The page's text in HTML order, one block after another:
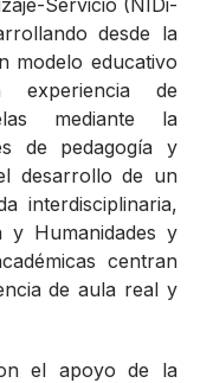
Servicio (NIDi-
desde la
modelo educativo
experiencia de
mediante la
de pedagogía y
desarrollo de un
interdisciplinaria,
y Humanidades y
centran
de aula real y
el apoyo de la